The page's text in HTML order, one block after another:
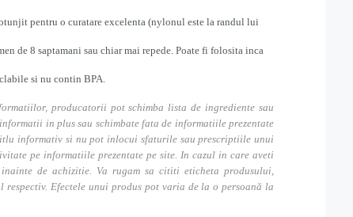
pentru o curatare excelenta (nylonul este la randul lui
de 8 saptamani sau chiar mai repede. Poate fi folosita inca
si nu contin BPA.
producatorii pot schimba lista de ingrediente sau
in plus sau schimbate fata de informatiile prezentate
informativ si nu pot inlocui sfaturile sau prescriptiile unui
pe informatiile prezentate pe site. In cazul in care aveti
de achizitie. Va rugam sa cititi eticheta produsului,
Efectele unui produs pot varia de la o persoană la